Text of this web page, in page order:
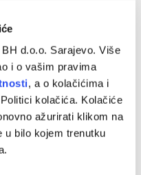
d.o.o. Sarajevo. Više
i o vašim pravima
, a o kolačićima i
kolačića. Kolačiće
ažurirati klikom na
u bilo kojem trenutku